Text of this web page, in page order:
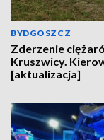
BYDGOSZCZ
Zderzenie
Kruszwicy.
[aktualizacja]